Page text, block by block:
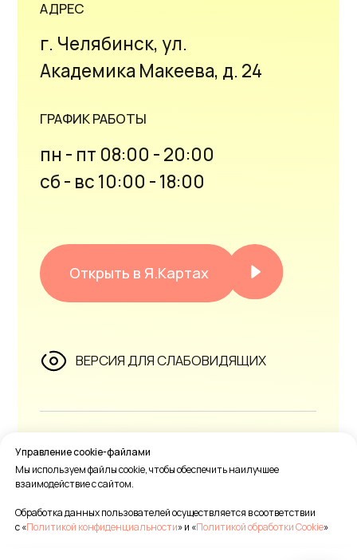
Управление cookie-файлами
Мы используем файлы cookie, чтобы обеспечить наилучшее
взаимодействие с сайтом.
Обработка данных пользователей осуществляется в соответствии
с «Политикой конфиденциальности» и «Политикой обработки Cookie»